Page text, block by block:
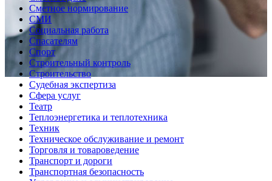
Сметное нормирование
СМИ
Социальная работа
Спасателям
Спорт
Строительный контроль
Строительство
Судебная экспертиза
Сфера услуг
Театр
Теплоэнергетика и теплотехника
Техник
Техническое обслуживание и ремонт
Торговля и товароведение
Транспорт и дороги
Транспортная безопасность